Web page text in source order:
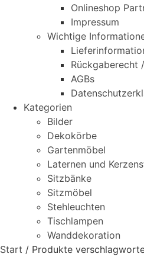
Onlineshop
Impressum
Wichtige
Rückgaberecht
AGBs
Kategorien
Bilder
Dekokörbe
Gartenmöbel
Laternen und
Sitzbänke
Sitzmöbel
Stehleuchten
Tischlampen
Wanddekoration
Start / Produkte